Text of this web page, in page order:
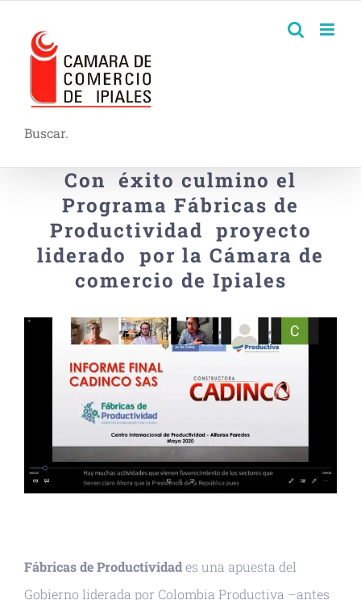
Buscar.
Con éxito culmino el
Programa Fábricas de
Productividad proyecto
liderado por la Cámara de
comercio de Ipiales
Fábricas de Productividades una apuesta del
Gobierno liderada por Colombia Productiva –antes